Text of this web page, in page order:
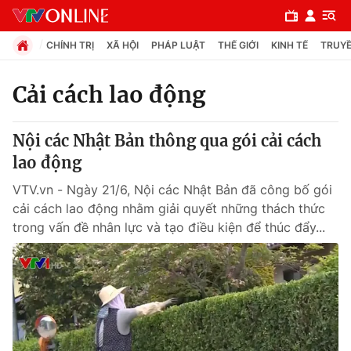
Chuyên mục
Chính trị
Xã hội
Pháp luật
Y tế
Thế giới
CHÍNH TRỊ XÃ HỘI PHÁP LUẬT THẾ GIỚI KINH TẾ
Cải cách lao động
Nội các Nhật Bản thông qua gói cải cách
lao động
VTV.vn - Ngày 21/6, Nội các Nhật Bản đã công bố gói
cải cách lao động nhằm giải quyết những thách thức
trong vấn đề nhân lực và tạo điều kiện để thúc đẩy...